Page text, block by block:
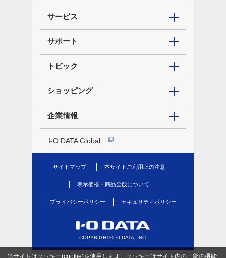
サービス
サポート
トピック
ショッピング
企業情報
I-O DATA Global
サイトマップ 本サイトご利用上の注意
表示価格・商品全般について
プライバシーポリシー セキュリティポリシー
COPYRIGHT©I-O DATA, INC.
当サイトはクッキー(cookie)を使用します。クッキーはサイト内の一部の機能